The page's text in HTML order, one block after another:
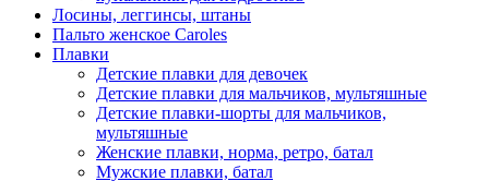
Лосины, леггинсы, штаны
Пальто женское Caroles
Плавки
Детские плавки для девочек
Детские плавки для мальчиков, мультяшные
Детские плавки-шорты для мальчиков,
мультяшные
Женские плавки, норма, ретро, батал
Мужские плавки, батал